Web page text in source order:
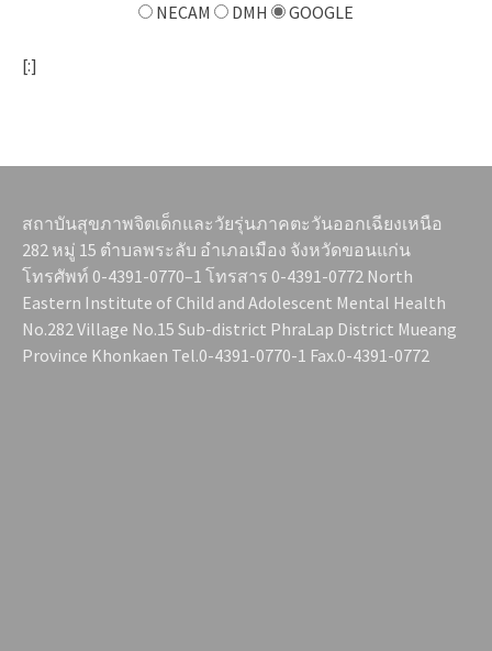
NECAM DMH GOOGLE
[:]
สถาบันสุขภาพจิตเด็กและวัยรุ่นภาคตะวันออกเฉียงเหนือ
282 หมู่ 15 ตำบลพระลับ อำเภอเมือง จังหวัดขอนแก่น
โทรศัพท์ 0-4391-0770–1 โทรสาร 0-4391-0772 North
Eastern Institute of Child and Adolescent Mental Health
No.282 Village No.15 Sub-district PhraLap District Mueang
Province Khonkaen Tel.0-4391-0770-1 Fax.0-4391-0772